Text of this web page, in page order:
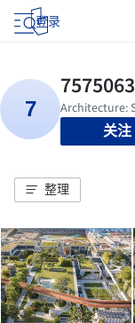
登录
关注
整理